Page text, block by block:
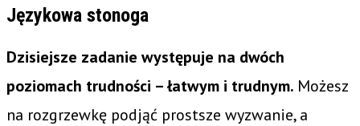
Językowa stonoga
Dzisiejsze zadanie występuje na dwóch
poziomach trudności – łatwym i trudnym. Możesz
na rozgrzewkę podjąć prostsze wyzwanie, a